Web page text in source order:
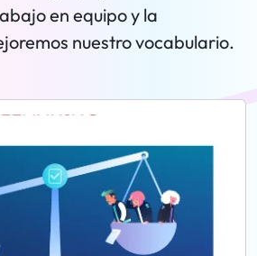
en equipo y la
nuestro vocabulario.